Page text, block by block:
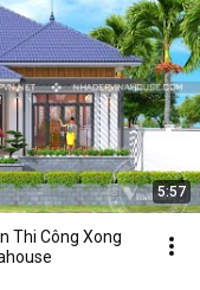
5:57
Thi Công Xong